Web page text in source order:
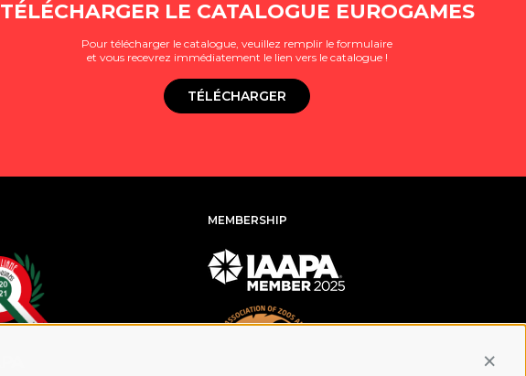
TÉLÉCHARGER LE CATALOGUE EUROGAMES
Pour télécharger le catalogue, veuillez remplir le formulaire
et vous recevrez immédiatement le lien vers le catalogue !
TÉLÉCHARGER
MEMBERSHIP